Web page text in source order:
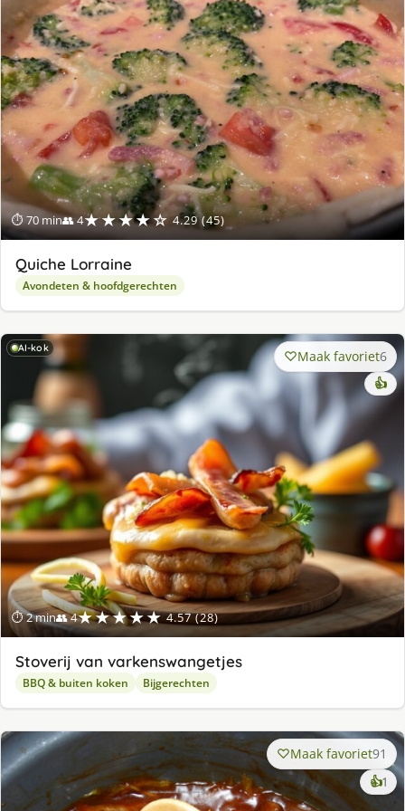
⏱ 70 min👥 4★★★★☆ 4.29 (45)
Quiche Lorraine
Avondeten & hoofdgerechten
AI-kok
⏱ 2 min👥 4★★★★★ 4.57 (28)
Maak favoriet6
👍
Stoverij van varkenswangetjes
BBQ & buiten koken Bijgerechten
Maak favoriet91
👍1